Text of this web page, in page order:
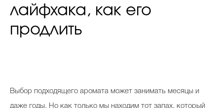
лайфхака, как его
продлить
Выбор подходящего аромата может занимать месяцы и
даже годы. Но как только мы находим тот запах, который